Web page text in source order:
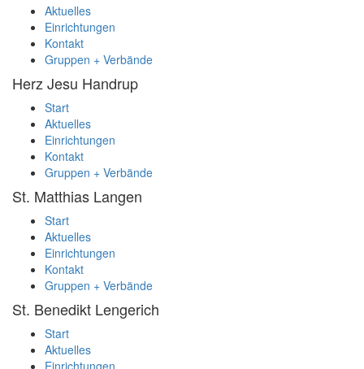
Aktuelles
Einrichtungen
Kontakt
Gruppen + Verbände
Herz Jesu Handrup
Start
Aktuelles
Einrichtungen
Kontakt
Gruppen + Verbände
St. Matthias Langen
Start
Aktuelles
Einrichtungen
Kontakt
Gruppen + Verbände
St. Benedikt Lengerich
Start
Aktuelles
Einrichtungen